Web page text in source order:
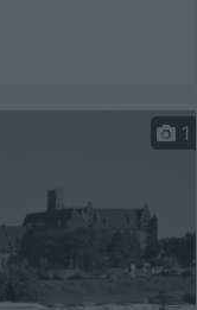
1